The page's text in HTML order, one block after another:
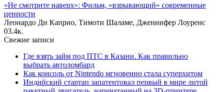
«Не смотрите наверх»: Фильм, «взрывающий» современные
ценности
Леонардо Ди Каприо, Тимоти Шаламе, Дженнифер Лоуренс
03.4к.
Свежие записи
Где взять займ под ПТС в Казани. Как правильно
выбрать автоломбард
Как консоль от Nintendo мгновенно стала суперхитом
Индийский стартап запатентовал первый в мире литой